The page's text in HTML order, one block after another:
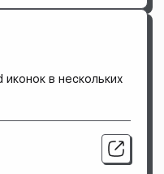
иконок в нескольких